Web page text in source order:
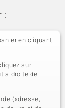
:
en cliquant
sur
à droite de
(adresse,